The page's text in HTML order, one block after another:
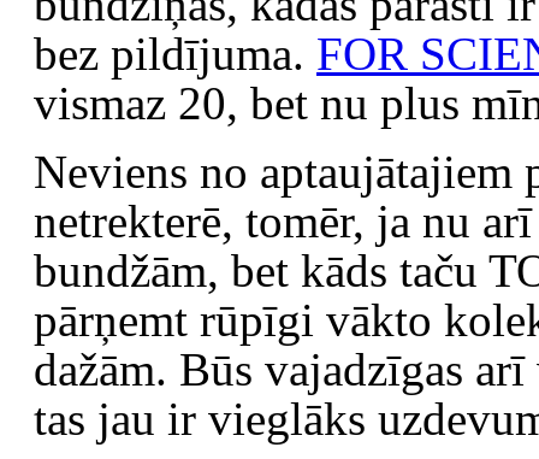
bez pildījuma. FOR
vismaz 20, bet nu plus
Neviens no aptaujātajiem
netrekterē, tomēr, ja nu
bundžām, bet kāds taču
pārņemt rūpīgi vākto
dažām. Būs vajadzīgas
tas jau ir vieglāks